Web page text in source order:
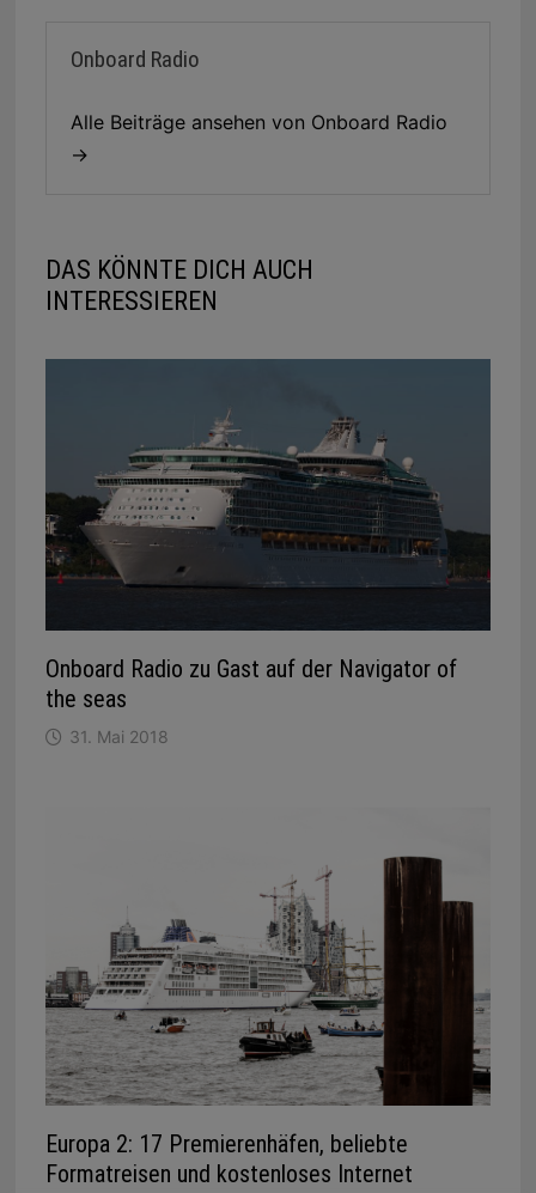
Onboard Radio
Alle Beiträge ansehen von Onboard Radio
→
DAS KÖNNTE DICH AUCH
INTERESSIEREN
Onboard Radio zu Gast auf der Navigator of
the seas
31. Mai 2018
Europa 2: 17 Premierenhäfen, beliebte
Formatreisen und kostenloses Internet